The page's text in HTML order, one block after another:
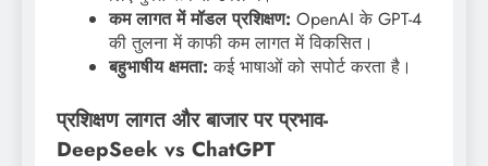
कम लागत में मॉडल प्रशिक्षण: OpenAI के GPT-4
की तुलना में काफी कम लागत में विकसित।
बहुभाषीय क्षमता: कई भाषाओं को सपोर्ट करता है।
प्रशिक्षण लागत और बाजार पर प्रभाव-
DeepSeek vs ChatGPT